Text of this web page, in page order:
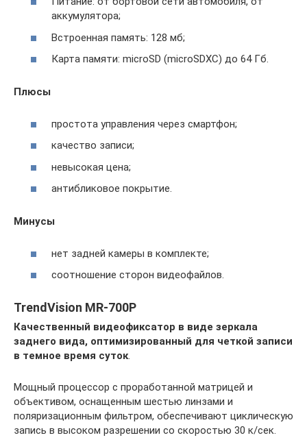
аккумулятора;
Встроенная память: 128 мб;
Карта памяти: microSD (microSDXC) до 64 Гб.
Плюсы
простота управления через смартфон;
качество записи;
невысокая цена;
антибликовое покрытие.
Минусы
нет задней камеры в комплекте;
соотношение сторон видеофайлов.
TrendVision MR-700P
Качественный видеофиксатор в виде зеркала
заднего вида, оптимизированный для четкой записи
в темное время суток.
Мощный процессор с проработанной матрицей и
объективом, оснащенным шестью линзами и
поляризационным фильтром, обеспечивают циклическую
запись в высоком разрешении со скоростью 30 к/сек.